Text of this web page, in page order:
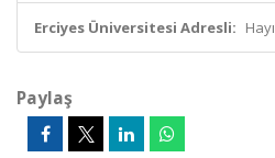
Erciyes Üniversitesi Adresli:
Paylaş